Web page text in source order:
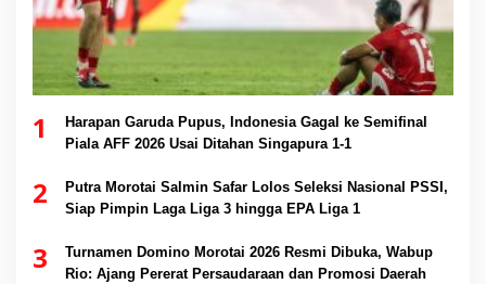
1
Harapan Garuda Pupus, Indonesia Gagal ke Semifinal
Piala AFF 2026 Usai Ditahan Singapura 1-1
2
Putra Morotai Salmin Safar Lolos Seleksi Nasional PSSI,
Siap Pimpin Laga Liga 3 hingga EPA Liga 1
3
Turnamen Domino Morotai 2026 Resmi Dibuka, Wabup
Rio: Ajang Pererat Persaudaraan dan Promosi Daerah